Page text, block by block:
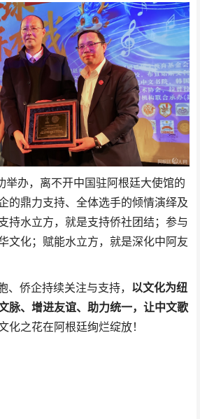
举办，离不开中国驻阿根廷大使馆的
的鼎力支持、全体选手的倾情演绎及
持水立方，就是支持侨社团结；参与
文化；赋能水立方，就是深化中阿友
侨企持续关注与支持， 以文化为纽
脉、增进友谊、助力统一，让中文歌
化之花在阿根廷绚烂绽放！